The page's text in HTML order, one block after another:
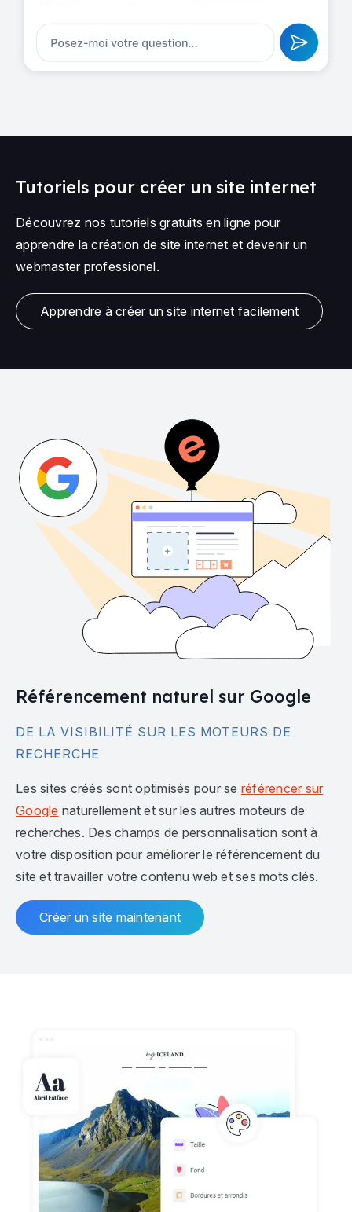
Tutoriels pour créer un site internet
Découvrez nos tutoriels gratuits en ligne pour
apprendre la création de site internet et devenir un
webmaster professionel.
Apprendre à créer un site internet facilement
Référencement naturel sur Google
DE LA VISIBILITÉ SUR LES MOTEURS DE
RECHERCHE
Les sites créés sont optimisés pour se référencer sur
Google naturellement et sur les autres moteurs de
recherches. Des champs de personnalisation sont à
votre disposition pour améliorer le référencement du
site et travailler votre contenu web et ses mots clés.
Créer un site maintenant